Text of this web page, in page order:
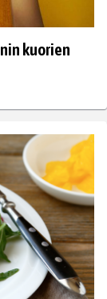
kuorien